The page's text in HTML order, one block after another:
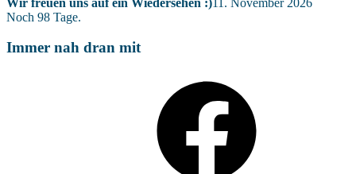
Noch 98 Tage.
Immer nah dran mit